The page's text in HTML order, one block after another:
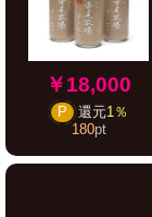
￥18,000
P 還元1％
180pt